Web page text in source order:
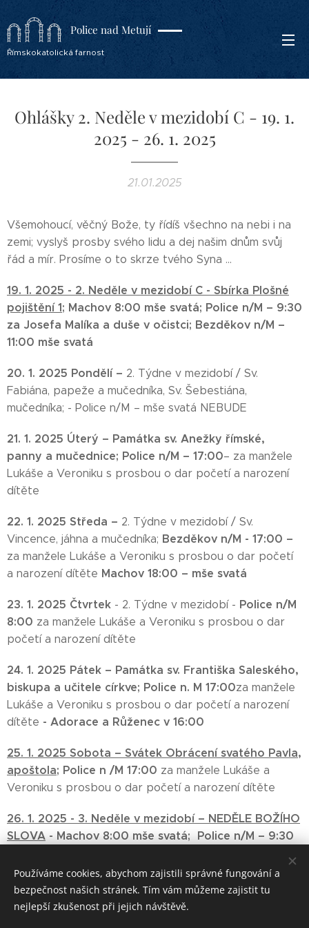
Police nad Metují
Římskokatolická farnost
Ohlášky 2. Neděle v mezidobí C - 19. 1.
2025 - 26. 1. 2025
21.01.2025
Všemohoucí, věčný Bože, ty řídíš všechno na nebi i na
zemi; vyslyš prosby svého lidu a dej našim dnům svůj
řád a mír. Prosíme o to skrze tvého Syna ...
19. 1. 2025 - 2. Neděle v mezidobí C - Sbírka Plošné
pojištění 1; Machov 8:00 mše svatá; Police n/M – 9:30
za Josefa Malíka a duše v očistci; Bezděkov n/M –
11:00 mše svatá
20. 1. 2025 Pondělí – 2. Týdne v mezidobí / Sv.
Fabiána, papeže a mučedníka, Sv. Šebestiána,
mučedníka; - Police n/M – mše svatá NEBUDE
21. 1. 2025 Úterý – Památka sv. Anežky římské,
panny a mučednice; Police n/M – 17:00– za manžele
Lukáše a Veroniku s prosbou o dar početí a narození
dítěte
22. 1. 2025 Středa – 2. Týdne v mezidobí / Sv.
Vincence, jáhna a mučedníka; Bezděkov n/M - 17:00 –
za manžele Lukáše a Veroniku s prosbou o dar početí
a narození dítěte Machov 18:00 – mše svatá
23. 1. 2025 Čtvrtek - 2. Týdne v mezidobí - Police n/M
8:00 za manžele Lukáše a Veroniku s prosbou o dar
početí a narození dítěte
24. 1. 2025 Pátek – Památka sv. Františka Saleského,
biskupa a učitele církve; Police n. M 17:00za manžele
Lukáše a Veroniku s prosbou o dar početí a narození
dítěte - Adorace a Růženec v 16:00
25. 1. 2025 Sobota – Svátek Obrácení svatého Pavla,
apoštola; Police n /M 17:00 za manžele Lukáše a
Veroniku s prosbou o dar početí a narození dítěte
26. 1. 2025 - 3. Neděle v mezidobí – NEDĚLE BOŽÍHO
SLOVA - Machov 8:00 mše svatá; Police n/M – 9:30
očistci;Bezděkov n/M – 11:00 mše svatá
Používáme cookies, abychom zajistili správné fungování a
bezpečnost našich stránek. Tím vám můžeme zajistit tu
nejlepší zkušenost při jejich návštěvě.